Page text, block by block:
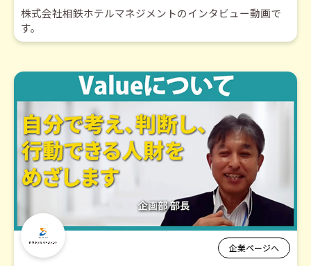
株式会社相鉄ホテルマネジメントのインタビュー動画で
す。
企業ページへ